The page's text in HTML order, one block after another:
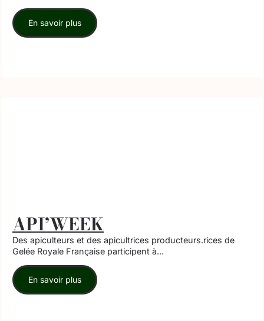
En savoir plus
API’WEEK
Des apiculteurs et des apicultrices producteurs.rices de
Gelée Royale Française participent à...
En savoir plus